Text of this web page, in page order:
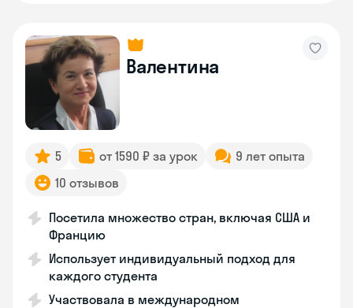
Валентина
5 от 1590 ₽ за урок
9 лет опыта
10 отзывов
Посетила множество стран, включая США и
Францию
Использует индивидуальный подход для
каждого студента
Участвовала в международном